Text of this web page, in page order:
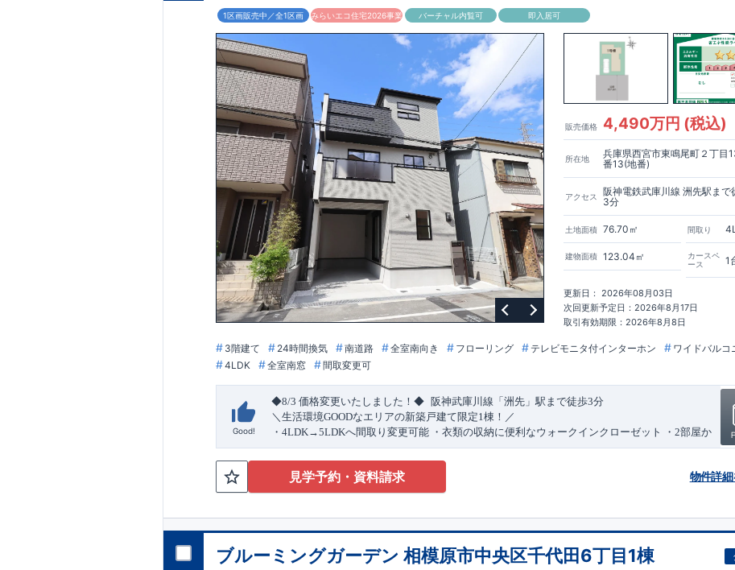
1区画販売中／全1区画 みらいエコ住宅2026事業 バーチャル内覧可 即入居可
販売価格 4,490万円 (税込)
所在地
兵庫県西宮市東鳴尾町２丁目
番13(地番)
アクセス
阪神電鉄武庫川線 洲先駅まで
3分
土地面積 76.70㎡
建物面積 123.04㎡
間取り
カースペ
ース
1
更新日： 2026年08月03日
次回更新予定日：2026年8月17日
取引有効期限：2026年8月8日
3階建て 24時間換気 南道路 全室南向き フローリング テレビモニタ付インターホン
ワイドバルコ
4LDK
全室南窓 間取変更可
Good!
◆8/3 価格変更いたしました！◆​ 阪神武庫川線 「洲先」駅まで徒歩3分
＼生活環境GOODなエリアの新築戸建て限定1棟！／
・4LDK→5LDKへ間取り変更可能 ・衣類の収納に便利なウォークインクローゼット
・2部屋か
ら行き来できる続きバルコニー ・デザインと機能性を兼ね備えたオープンサニタリーirodori
・リビング全体を見渡せる対面キッチン
・網戸11万円(税込)で設置可能！
↓クリックすると特設ページにジャンプします↓
エントランス」が受賞いたしました！ ○耐震等級最高等級3 ・数百年に一度の地震に耐える
平日・休日ご内覧可能です！
見学予約・資料請求 物件詳細
ブルーミングガーデン 相模原市中央区千代田6丁目1棟